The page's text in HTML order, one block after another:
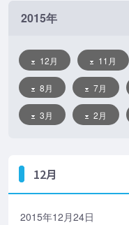
2015年
12月 11月
8月 7月
3月 2月
12月
2015年12月24日